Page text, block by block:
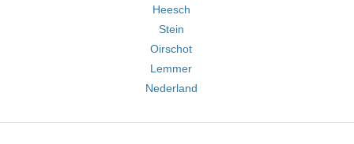
Heesch
Stein
Oirschot
Lemmer
Nederland